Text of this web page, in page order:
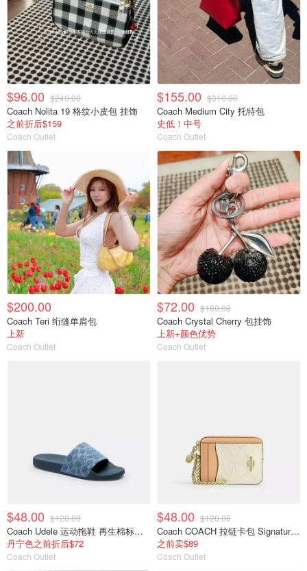
$96.00 $240.00
Coach Nolita 19 格纹小皮包 挂饰
之前折后$159
Coach Outlet
$155.00 $310.00
Coach Medium City 托特包
史低！中号
Coach Outlet
$200.00
Coach Teri 绗缝单肩包
上新
Coach Outlet
$72.00 $180.00
Coach Crystal Cherry 包挂饰
上新+颜色优势
Coach Outlet
$48.00 $120.00
Coach Udele 运动拖鞋 再生棉标志牛仔布
丹宁色之前折后$72
Coach Outlet
$48.00 $120.00
Coach COACH 拉链卡包 Signature皮革 挂饰
之前卖$89
Coach Outlet